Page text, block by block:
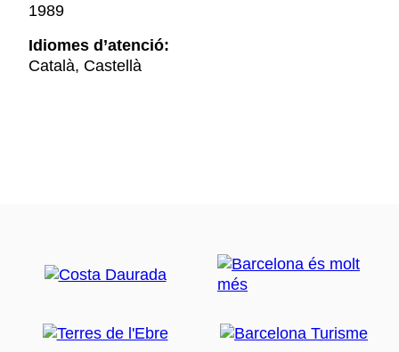
1989
Idiomes d’atenció:
Català, Castellà